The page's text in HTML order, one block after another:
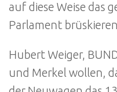
auf diese Weise das
Parlament
Hubert Weiger,
und Merkel wollen,